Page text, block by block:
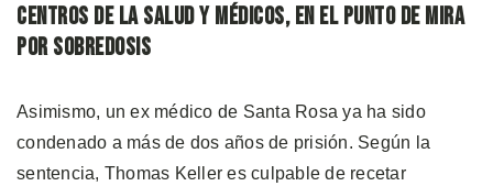
Centros de la Salud y Médicos, en el Punto de Mira
por Sobredosis
Asimismo, un ex médico de Santa Rosa ya ha sido
condenado a más de dos años de prisión. Según la
sentencia, Thomas Keller es culpable de recetar